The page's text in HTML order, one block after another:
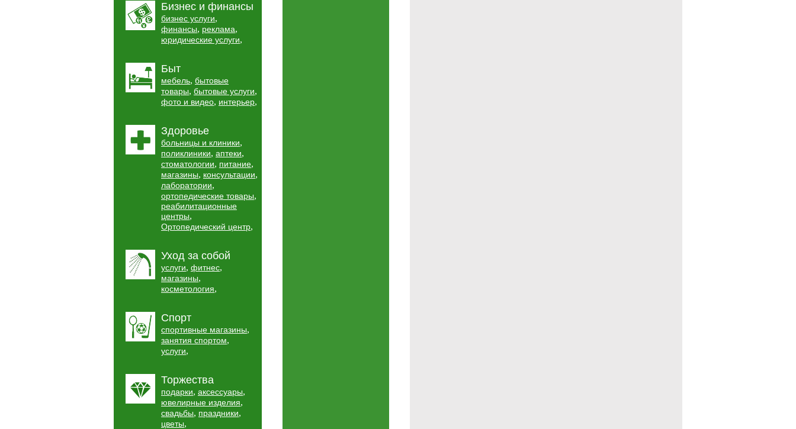
Бизнес и финансы
бизнес услуги,
финансы, реклама,
юридические услуги,
Быт
мебель, бытовые
товары, бытовые услуги,
фото и видео, интерьер,
Здоровье
больницы и клиники,
поликлиники, аптеки,
стоматологии, питание,
магазины, консультации,
лаборатории,
ортопедические товары,
реабилитационные
центры,
Ортопедический центр,
Уход за собой
услуги, фитнес,
магазины,
косметология,
Спорт
спортивные магазины,
занятия спортом,
услуги,
Торжества
подарки, аксессуары,
ювелирные изделия,
свадьбы, праздники,
цветы,